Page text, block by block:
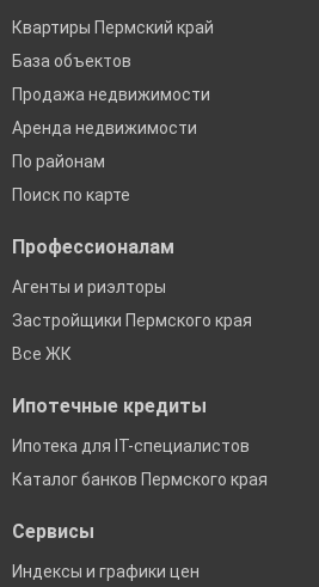
Квартиры Пермский край
База объектов
Продажа недвижимости
Аренда недвижимости
По районам
Поиск по карте
Профессионалам
Агенты и риэлторы
Застройщики Пермского края
Все ЖК
Ипотечные кредиты
Ипотека для IT-специалистов
Каталог банков Пермского края
Сервисы
Индексы и графики цен